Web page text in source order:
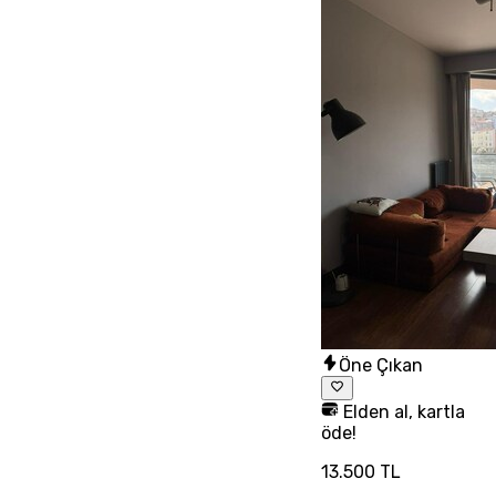
Öne Çıkan
Elden al, kartla
öde!
13.500 TL